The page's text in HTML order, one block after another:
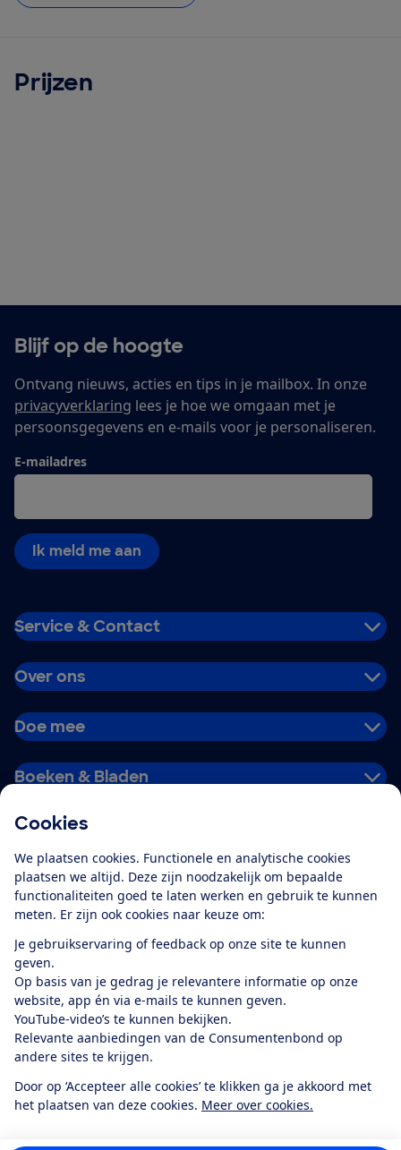
Cookies
We plaatsen cookies. Functionele en analytische cookies
plaatsen we altijd. Deze zijn noodzakelijk om bepaalde
functionaliteiten goed te laten werken en gebruik te kunnen
meten. Er zijn ook cookies naar keuze om:
Je gebruikservaring of feedback op onze site te kunnen
geven.
Op basis van je gedrag je relevantere informatie op onze
website, app én via e-mails te kunnen geven.
YouTube-video’s te kunnen bekijken.
Relevante aanbiedingen van de Consumentenbond op
andere sites te krijgen.
Door op ‘Accepteer alle cookies’ te klikken ga je akkoord met
het plaatsen van deze cookies. Meer over cookies.
Prijzen
Blijf op de hoogte
Ontvang nieuws, acties en tips in je mailbox. In onze
privacyverklaring lees je hoe we omgaan met je
persoonsgegevens en e-mails voor je personaliseren.
E-mailadres
Ik meld me aan
Service & Contact
Over ons
Doe mee
Boeken & Bladen
Alles over de
app
Algemene Voorwaarden
Privacyverklaring
Cookiebeleid
Privacyvoorkeuren
Toegankelijkheid
RSS-feed nieuws
Facebook
TwitterInstagram
YoutubeLinkedIn
12.901consumentenbeoordelen de Consumentenbondmet gemiddeld